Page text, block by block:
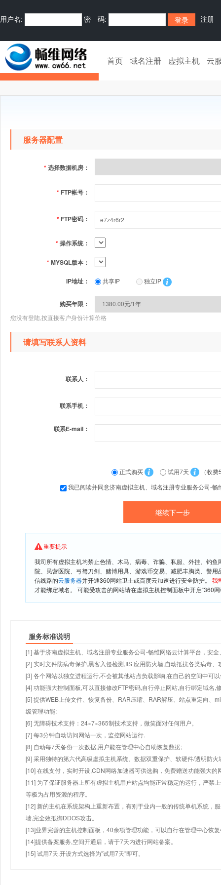
用户名: 密 码: 注册
首页 域名注册 虚拟主机 云
服务器配置
*选择数据机房：
* FTP帐号：
* FTP密码：
*操作系统：
*MYSQL版本：
IP地址： 共享IP 独立IP
购买年限：
您没有登陆,按直接客户身份计算价格
请填写联系人资料
联系人：
联系手机：
联系E-mail：
正式购买 试用7天
（收费
我已阅读并同意济南虚拟主机、域名注册专业服务公司-畅
重要提示
我司所有虚拟主机均禁止色情、木马、病毒、诈骗、私服、外挂、钓
院、民营医院、弓驽刀剑、赌博用具、游戏币交易、减肥丰胸类、警
信线路的云服务器并开通360网站卫士或百度云加速进行安全防护。 我
才能绑定域名。 可能受攻击的网站请在虚拟主机控制面板中开启“360
服务标准说明
[1] 基于济南虚拟主机、域名注册专业服务公司-畅维网络云计算平台，安全
[2] 实时文件防病毒保护,黑客入侵检测,IIS 应用防火墙,自动抵抗各类病毒、
[3] 各个网站以独立进程运行,不会被其他站点负载影响,在自己的空间中可
[4] 功能强大控制面板,可以直接修改FTP密码,自行停止网站,自行绑定域名,
[5] 提供WEB上传文件、恢复备份、RAR压缩、RAR解压、站点重定向、
级管理功能;
[6] 无障碍技术支持：24×7×365制技术支持，微笑面对任何用户。
[7] 每3分钟自动访问网站一次，监控网站运行.
[8] 自动每7天备份一次数据,用户能在管理中心自助恢复数据;
[9] 采用独特的第六代高级虚拟主机系统、数据双重保护、软硬件/透明防火
[10] 在线支付，实时开设,CDN网络加速器可供选购，免费赠送功能强大
[11] 为了保证服务器上所有虚拟主机用户站点均能正常稳定的运行，严禁
等极为占用资源的程序。
[12] 新的主机在系统架构上重新布置，有别于业内一般的传统单机系统，
墙,完全效抵御DDOS攻击。
[13]业界完善的主机控制面板，40余项管理功能，可以自行在管理中心恢
[14]提供备案服务,空间开通后，请于7天内进行网站备案。
[15] 试用7天.开设方式选择为"试用7天"即可。